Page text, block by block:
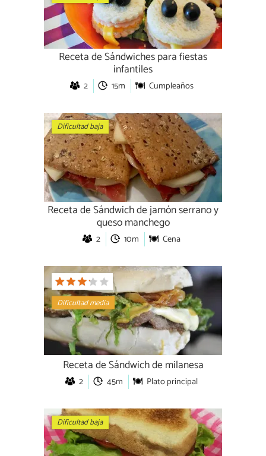
Receta de Sándwiches para fiestas
infantiles
2 15m Cumpleaños
Dificultad baja
Receta de Sándwich de jamón serrano y
queso manchego
2 10m Cena
Dificultad media
Receta de Sándwich de milanesa
2 45m Plato principal
Dificultad baja